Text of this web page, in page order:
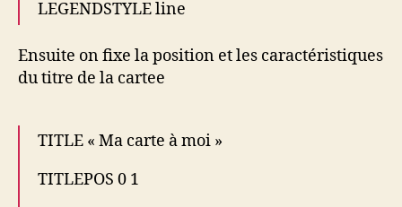
LEGENDSTYLE line
Ensuite on fixe la position et les caractéristiques
du titre de la cartee
TITLE « Ma carte à moi »
TITLEPOS 0 1